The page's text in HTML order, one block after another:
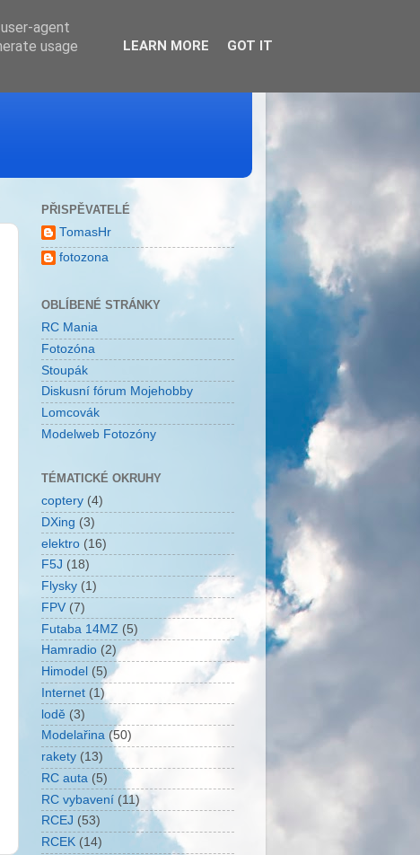
PŘISPĚVATELÉ
TomasHr
fotozona
OBLÍBENÉ STRÁNKY
RC Mania
Fotozóna
Stoupák
Diskusní fórum Mojehobby
Lomcovák
Modelweb Fotozóny
TÉMATICKÉ OKRUHY
coptery (4)
DXing (3)
elektro (16)
F5J (18)
Flysky (1)
FPV (7)
Futaba 14MZ (5)
Hamradio (2)
Himodel (5)
Internet (1)
lodě (3)
Modelařina (50)
rakety (13)
RC auta (5)
RC vybavení (11)
RCEJ (53)
RCEK (14)
agent
usage
LEARN MORE GOT IT